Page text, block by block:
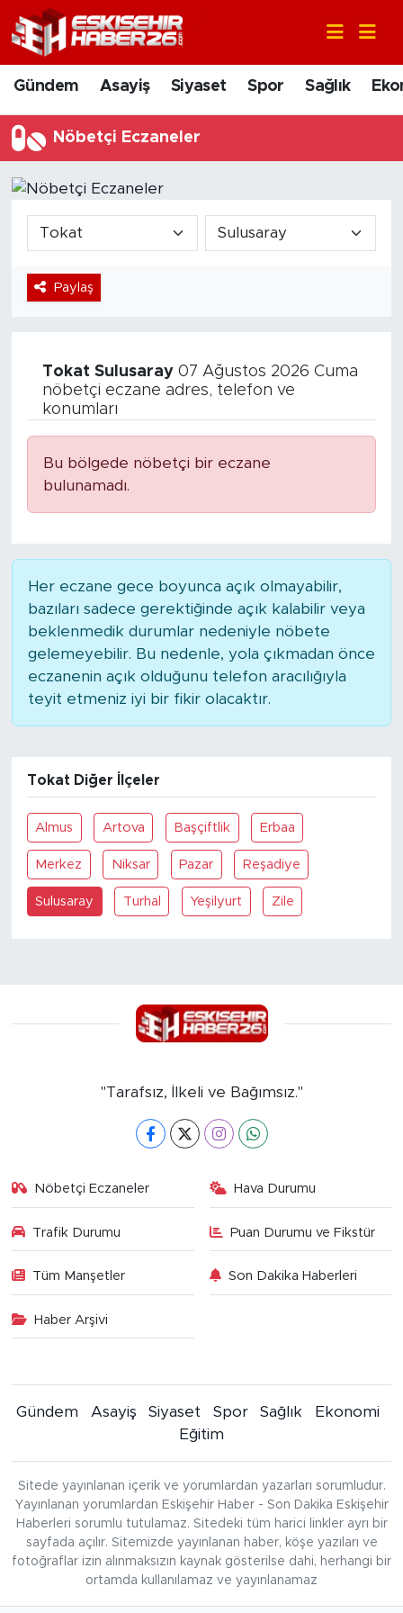
Gündem Asayiş Siyaset Spor Sağlık
Nöbetçi Eczaneler
Paylaş
Tokat Sulusaray07 Ağustos 2026 Cuma
nöbetçi eczane adres, telefon ve
konumları
Bu bölgede nöbetçi bir eczane
bulunamadı.
Her eczane gece boyunca açık olmayabilir,
bazıları sadece gerektiğinde açık kalabilir veya
beklenmedik durumlar nedeniyle nöbete
gelemeyebilir. Bu nedenle, yola çıkmadan önce
eczanenin açık olduğunu telefon aracılığıyla
teyit etmeniz iyi bir fikir olacaktır.
Tokat Diğer İlçeler
Almus Artova Başçiftlik Erbaa
Merkez Niksar Pazar Reşadiye
Sulusaray Turhal Yeşilyurt Zile
"Tarafsız, İlkeli ve Bağımsız."
Nöbetçi Eczaneler Hava Durumu
Trafik Durumu Puan Durumu ve Fikstür
Tüm Manşetler Son Dakika Haberleri
Haber Arşivi
Gündem Asayiş Siyaset Spor Sağlık
Ekonomi
Eğitim
Sitede yayınlanan içerik ve yorumlardan yazarları sorumludur.
Yayınlanan yorumlardan Eskişehir Haber - Son Dakika Eskişehir
Haberleri sorumlu tutulamaz. Sitedeki tüm harici linkler ayrı bir
sayfada açılır. Sitemizde yayınlanan haber, köşe yazıları ve
fotoğraflar izin alınmaksızın kaynak gösterilse dahi, herhangi bir
ortamda kullanılamaz ve yayınlanamaz
Gündem
Asayiş
Siyaset
Sağlık
Ekonomi
Sanat
Bölge
Teknoloji
Sektör
Nöbetçi Eczaneler
Hava Durumu
Trafik Durumu
Tüm Manşetler
Son Dakika Haberleri